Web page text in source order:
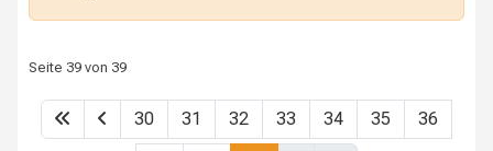
Seite 39 von 39
30 31 32 33 34 35 36